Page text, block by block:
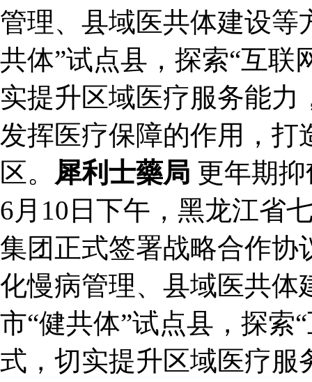
管理、县域医共体建设等
共体”试点县，探索“互联
实提升区域医疗服务能
发挥医疗保障的作用，打
区。 犀利士藥局 更年期
6月10日下午，黑龙江省
集团正式签署战略合作协
化慢病管理、县域医共体
市“健共体”试点县，探索
式，切实提升区域医疗服